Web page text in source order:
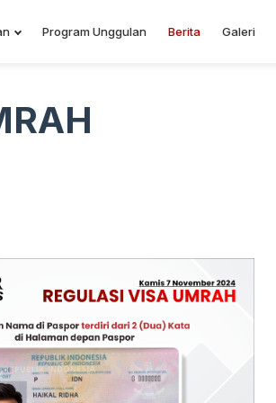
Program Unggulan Berita Galeri